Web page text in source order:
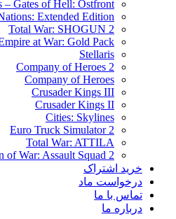
– Gates of Hell: Ostfront
Extended Edition
Total War: SHOGUN 2
at War: Gold Pack
Stellaris
Company of Heroes 2
Company of Heroes
Crusader Kings III
Crusader Kings II
Cities: Skylines
Euro Truck Simulator 2
Total War: ATTILA
of War: Assault Squad 2
خرید اشتراک
درخواست ماد
تماس با ما
درباره ما